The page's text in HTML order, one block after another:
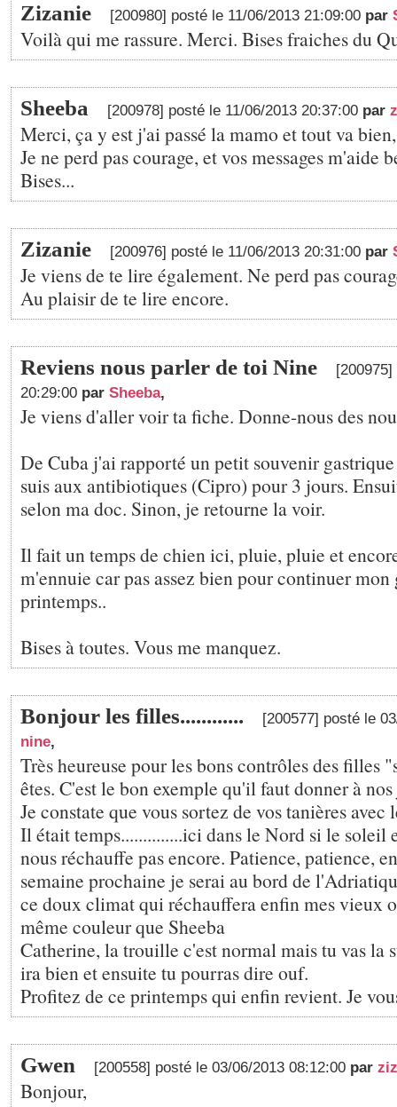
Zizanie [200980] posté le 11/06/2013 21:09:00 par
Voilà qui me rassure. Merci. Bises fraiches du
Sheeba [200978] posté le 11/06/2013 20:37:00 par
Merci, ça y est j'ai passé la mamo et tout va
Je ne perd pas courage, et vos messages m'aide
Bises...
Zizanie [200976] posté le 11/06/2013 20:31:00 par
Je viens de te lire également. Ne perd pas
Au plaisir de te lire encore.
Reviens nous parler de toi Nine
20:29:00 par Sheeba,
Je viens d'aller voir ta fiche. Donne-nous des
De Cuba j'ai rapporté un petit souvenir
suis aux antibiotiques (Cipro) pour 3 jours.
selon ma doc. Sinon, je retourne la voir.
Il fait un temps de chien ici, pluie, pluie et
m'ennuie car pas assez bien pour continuer mon
printemps..
Bises à toutes. Vous me manquez.
Bonjour les filles............
[200577] posté le
nine,
Très heureuse pour les bons contrôles des filles
êtes. C'est le bon exemple qu'il faut donner à
Je constate que vous sortez de vos tanières
Il était temps..............ici dans le Nord si le soleil
nous réchauffe pas encore. Patience, patience,
semaine prochaine je serai au bord de
ce doux climat qui réchauffera enfin mes vieux
même couleur que Sheeba
Catherine, la trouille c'est normal mais tu vas la
ira bien et ensuite tu pourras dire ouf.
Profitez de ce printemps qui enfin revient. Je
Gwen [200558] posté le 03/06/2013 08:12:00 par
Bonjour,